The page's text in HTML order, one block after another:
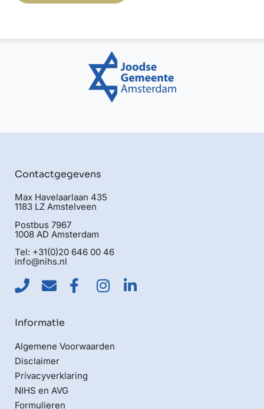
Contactgegevens
Max Havelaarlaan 435
1183 LZ Amstelveen
Postbus 7967
1008 AD Amsterdam
Tel: +31(0)20 646 00 46
info@nihs.nl
Informatie
Algemene Voorwaarden
Disclaimer
Privacyverklaring
NIHS en AVG
Formulieren